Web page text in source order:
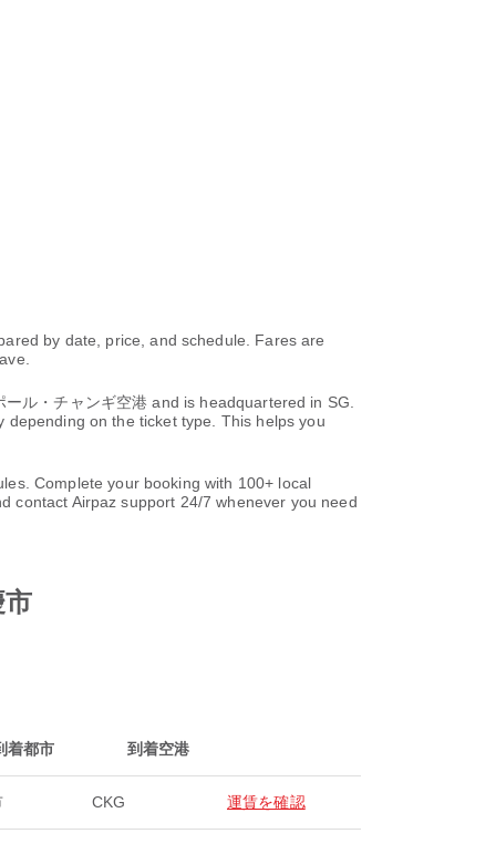
by date, price, and schedule. Fares are
ル・チャンギ空港 and is headquartered in SG.
on the ticket type. This helps you
Complete your booking with 100+ local
contact Airpaz support 24/7 whenever you need
着都市 到着空港
CKG 運賃を確認